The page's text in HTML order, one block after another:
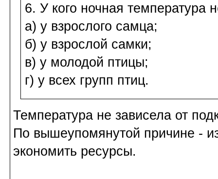
6. У кого ночная температура
а) у взрослого самца;
б) у взрослой самки;
в) у молодой птицы;
г) у всех групп птиц.
Температура не зависела от
По вышеупомянутой причине -
экономить ресурсы.